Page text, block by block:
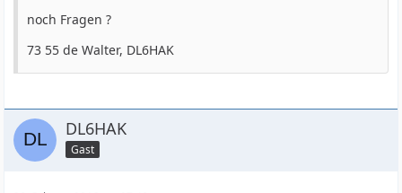
noch Fragen ?
73 55 de Walter, DL6HAK
DL6HAK
Gast